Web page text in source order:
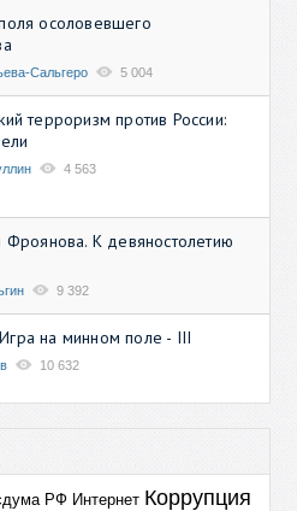
осоловевшего
Сальгеро 5 004
терроризм против России:
4 563
Фроянова. К девяностолетию
9 392
на минном поле - III
10 632
РФ Интернет Коррупция